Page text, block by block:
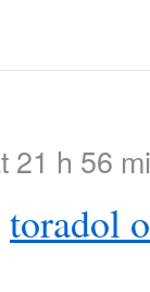
21 h 56
toradol